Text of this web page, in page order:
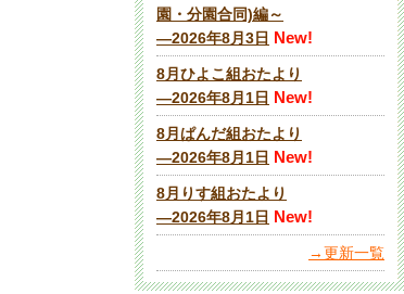
園・分園合同)編～
―2026年8月3日 New!
8月ひよこ組おたより
―2026年8月1日 New!
8月ぱんだ組おたより
―2026年8月1日 New!
8月りす組おたより
―2026年8月1日 New!
→更新一覧